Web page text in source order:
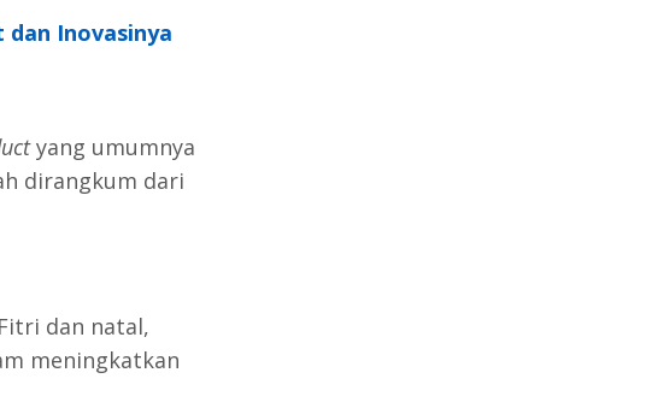
Inovasinya
yang umumnya
dirangkum dari
dan natal,
meningkatkan